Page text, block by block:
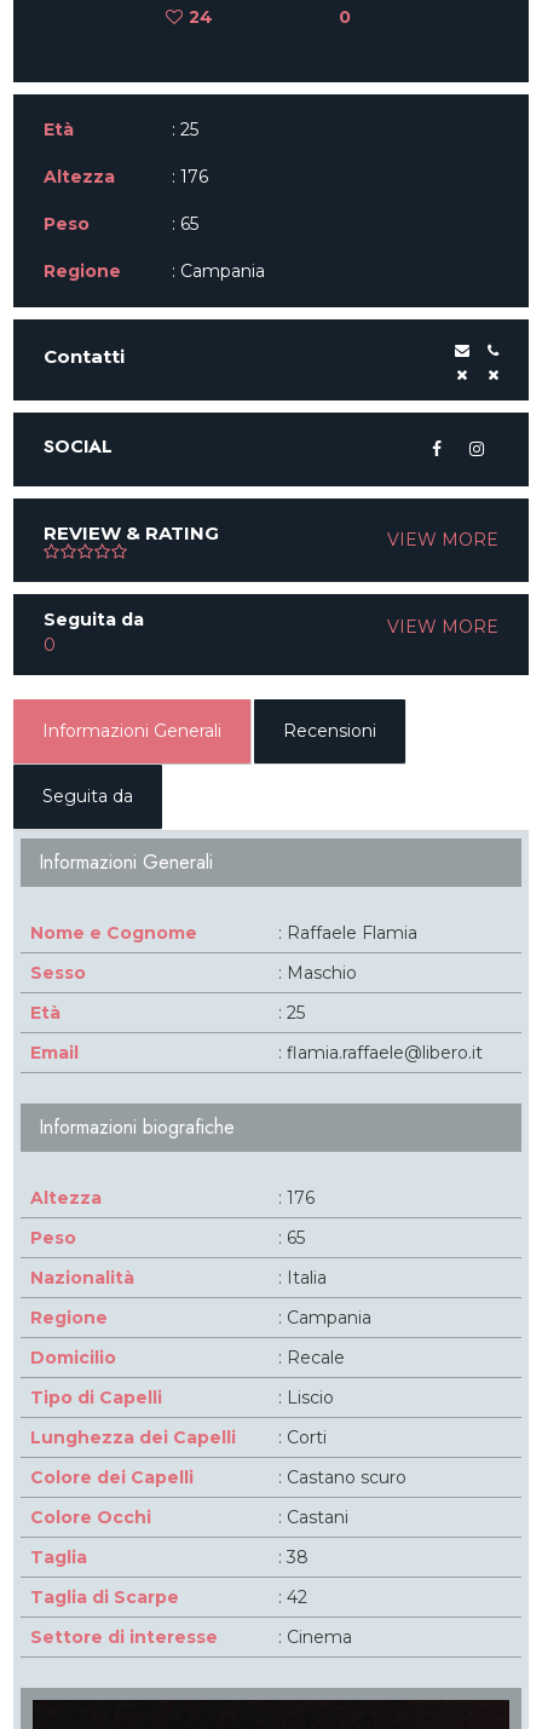
24
0
Età : 25
Altezza : 176
Peso : 65
Regione : Campania
Contatti
SOCIAL
REVIEW & RATING VIEW MORE
Seguita da
0
VIEW MORE
Informazioni Generali Recensioni
Seguita da
Informazioni Generali
Nome e Cognome
: Raffaele Flamia
Sesso
: Maschio
Età
: 25
Email
: flamia.raffaele@libero.it
Informazioni biografiche
Altezza
: 176
Peso
: 65
Nazionalità
: Italia
Regione
: Campania
Domicilio
: Recale
Tipo di Capelli
: Liscio
Lunghezza dei Capelli
: Corti
Colore dei Capelli
: Castano scuro
Colore Occhi
: Castani
Taglia
: 38
Taglia di Scarpe
: 42
Settore di interesse
: Cinema